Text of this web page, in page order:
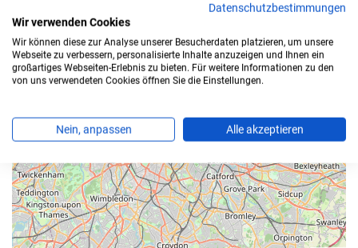
−
Datenschutzbestimmungen
Wir verwenden Cookies
Wir können diese zur Analyse unserer Besucherdaten platzieren, um unsere
Webseite zu verbessern, personalisierte Inhalte anzuzeigen und Ihnen ein
großartiges Webseiten-Erlebnis zu bieten. Für weitere Informationen zu den
von uns verwendeten Cookies öffnen Sie die Einstellungen.
Nein, anpassen Alle akzeptieren